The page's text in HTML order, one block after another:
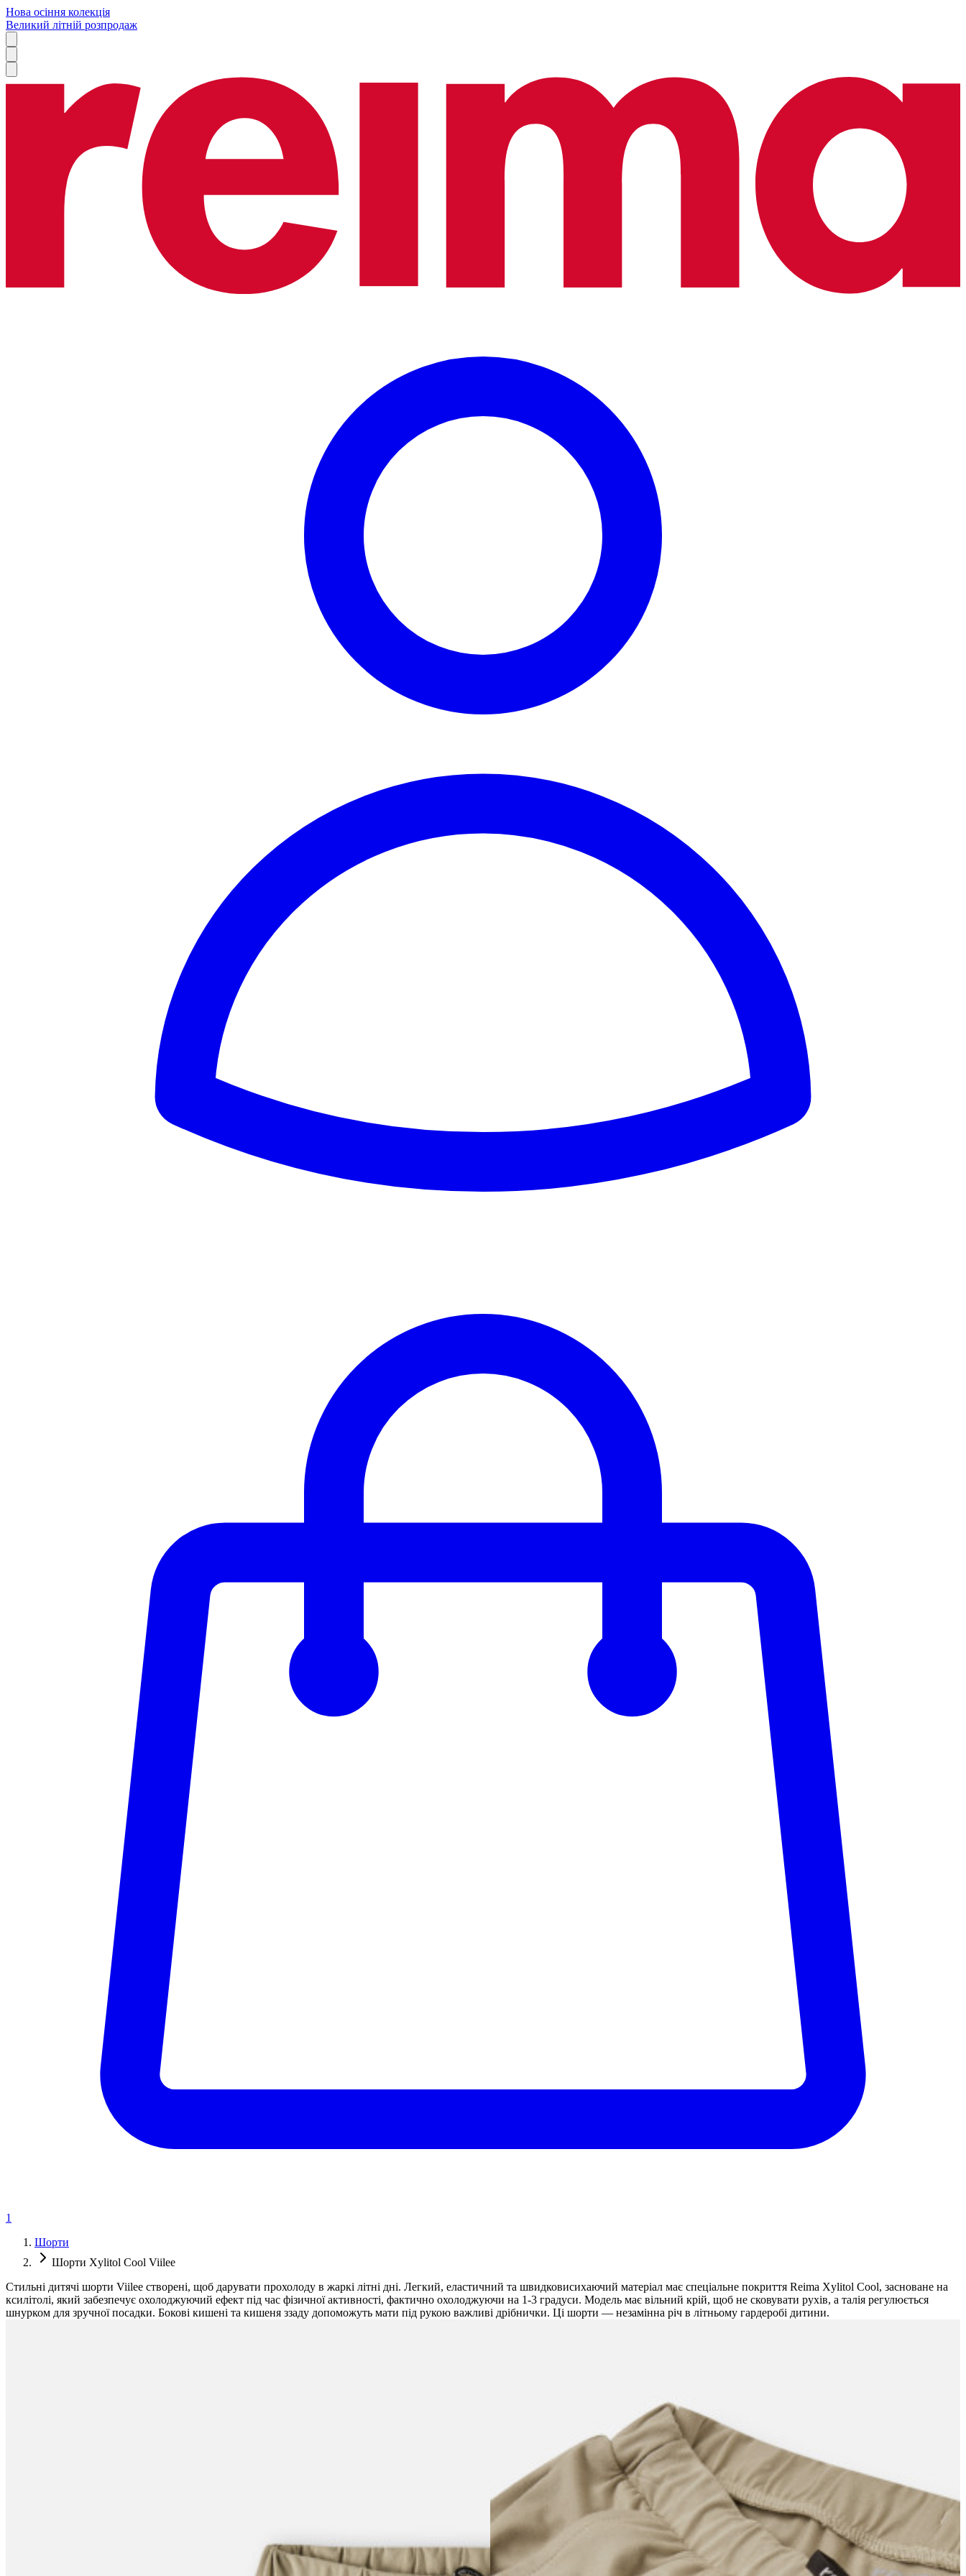
Нова осіння колекція
Великий літній розпродаж
1
Шорти
Шорти Xylitol Cool Viilee
Стильні дитячі шорти Viilee створені, щоб дарувати прохолоду в жаркі літні дні. Легкий, еластичний та швидковисихаючий матеріал має спеціальне покриття Reima Xylitol Cool, засноване на
ксилітолі, який забезпечує охолоджуючий ефект під час фізичної активності, фактично охолоджуючи на 1-3 градуси. Модель має вільний крій, щоб не сковувати рухів, а талія регулюється
шнурком для зручної посадки. Бокові кишені та кишеня ззаду допоможуть мати під рукою важливі дрібнички. Ці шорти — незамінна річ в літньому гардеробі дитини.